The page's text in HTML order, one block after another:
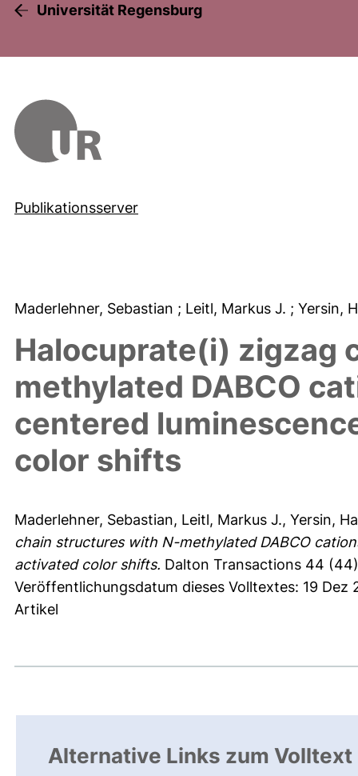
Universität Regensburg
Publikationsserver
Maderlehner, Sebastian ; Leitl, Markus J. ; Yersin,
Halocuprate(i) zigzag
methylated DABCO
centered
color shifts
Maderlehner, Sebastian, Leitl, Markus J., Yersin,
chain structures with N-methylated DABCO
activated color shifts. Dalton Transactions 44
Veröffentlichungsdatum dieses Volltextes: 19 Dez
Artikel
Alternative Links zum Volltext